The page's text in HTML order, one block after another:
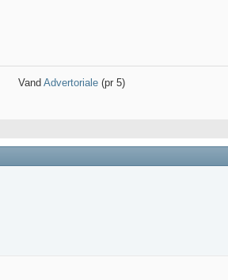
Vand Advertoriale (pr 5)